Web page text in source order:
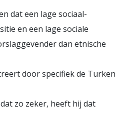
dat een lage sociaal-
en een lage sociale
dan etnische
door specifiek de Turken
zo zeker, heeft hij dat